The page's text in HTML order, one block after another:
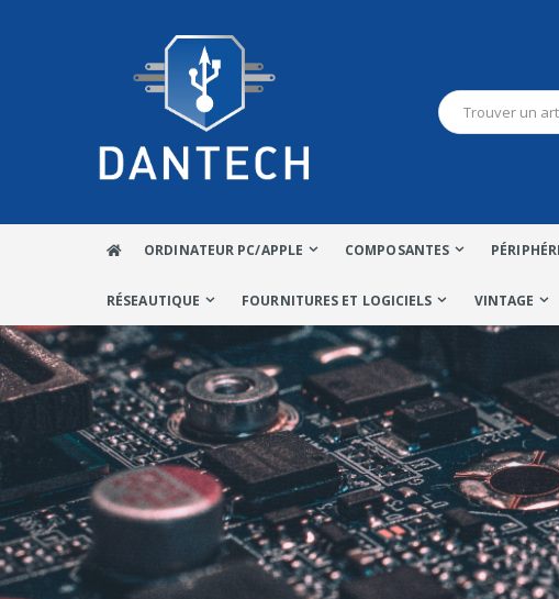
ORDINATEUR PC/APPLE COMPOSANTES
RÉSEAUTIQUE FOURNITURES ET LOGICIELS VINTAGE